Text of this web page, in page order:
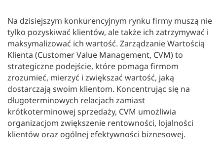
Na dzisiejszym konkurencyjnym rynku firmy muszą nie
tylko pozyskiwać klientów, ale także ich zatrzymywać i
maksymalizować ich wartość. Zarządzanie Wartością
Klienta (Customer Value Management, CVM) to
strategiczne podejście, które pomaga firmom
zrozumieć, mierzyć i zwiększać wartość, jaką
dostarczają swoim klientom. Koncentrując się na
długoterminowych relacjach zamiast
krótkoterminowej sprzedaży, CVM umożliwia
organizacjom zwiększenie rentowności, lojalności
klientów oraz ogólnej efektywności biznesowej.